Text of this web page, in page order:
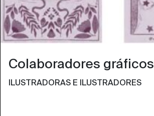
Colaboradores gráficos
ILUSTRADORAS E ILUSTRADORES